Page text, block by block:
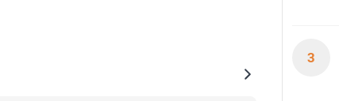
3